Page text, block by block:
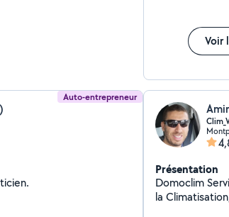
Voir
Auto-entrepreneur
Présentation
Domoclim
la